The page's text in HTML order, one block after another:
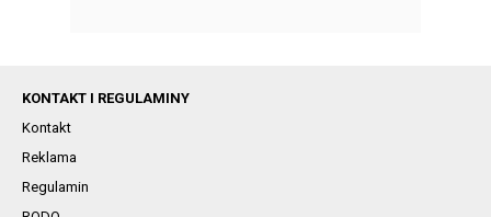
KONTAKT I REGULAMINY
Kontakt
Reklama
Regulamin